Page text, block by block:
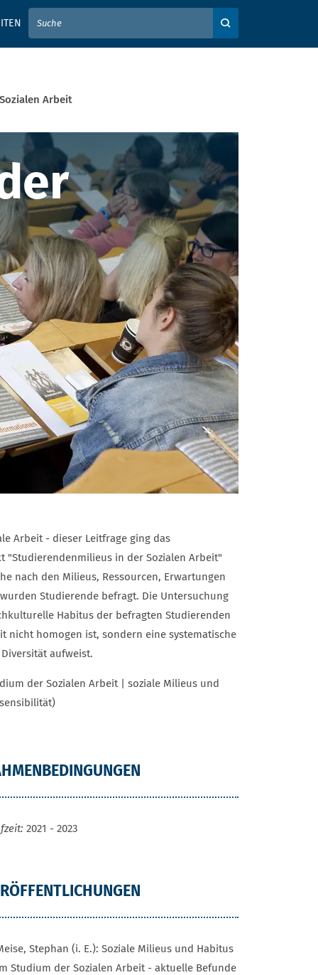
IHREN SUCHBEGRIFF EIN
Arbeit
Sozialen
Arbeit - dieser Leitfrage ging das
"Studierendenmilieus in der Sozialen Arbeit"
nach den Milieus, Ressourcen, Erwartungen
Studierende befragt. Die Untersuchung
Habitus der befragten Studierenden
nicht homogen ist, sondern eine systematische
aufweist.
der Sozialen Arbeit | soziale Milieus und
2021 - 2023
Stephan (i. E.): Soziale Milieus und Habitus
Studium der Sozialen Arbeit - aktuelle Befunde